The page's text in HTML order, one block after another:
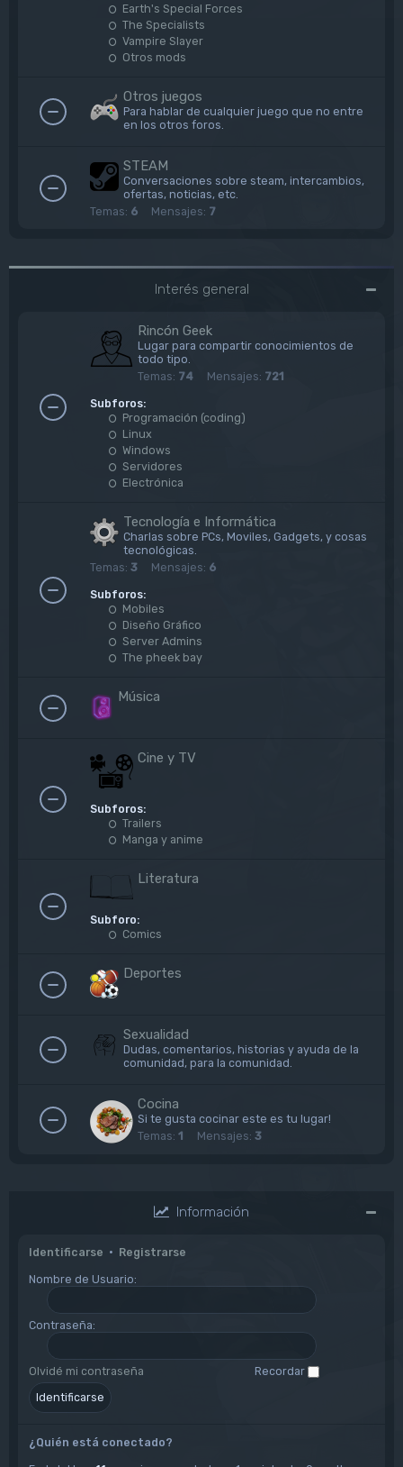
Earth's Special Forces
The Specialists
Vampire Slayer
Otros mods
Otros juegos
Para hablar de cualquier juego que no entre
en los otros foros.
STEAM
Conversaciones sobre steam, intercambios,
ofertas, noticias, etc.
Temas: 6 Mensajes: 7
Interés general
Rincón Geek
Lugar para compartir conocimientos de
todo tipo.
Temas: 74 Mensajes: 721
Subforos:
Programación (coding)
Linux
Windows
Servidores
Electrónica
Tecnología e Informática
Charlas sobre PCs, Moviles, Gadgets, y cosas
tecnológicas.
Temas: 3 Mensajes: 6
Subforos:
Mobiles
Diseño Gráfico
Server Admins
The pheek bay
Música
Cine y TV
Subforos:
Trailers
Manga y anime
Literatura
Subforo:
Comics
Deportes
Sexualidad
Dudas, comentarios, historias y ayuda de la
comunidad, para la comunidad.
Cocina
Si te gusta cocinar este es tu lugar!
Temas: 1 Mensajes: 3
Información
Identificarse • Registrarse
Nombre de Usuario:
Contraseña:
Olvidé mi contraseña Recordar
¿Quién está conectado?